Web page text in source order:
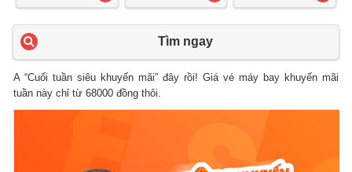
Tìm ngay
A “Cuối tuần siêu khuyến mãi” đây rồi! Giá vé máy bay khuyến mãi
tuần này chỉ từ 68000 đồng thôi.